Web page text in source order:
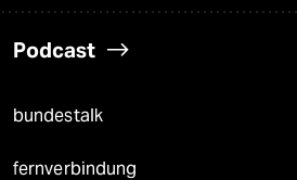
Podcast
bundestalk
fernverbindung